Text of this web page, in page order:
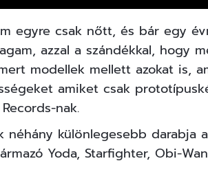
egyre csak nőtt, és bár egy
azzal a szándékkal, hogy
modellek mellett azokat is,
amiket csak
nak.
néhány különlegesebb darabja
Yoda, Starfighter, Obi-